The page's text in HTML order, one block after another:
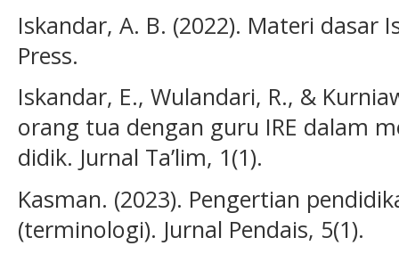
Iskandar, A. B. (2022). Materi dasar
Press.
Iskandar, E., Wulandari, R., &
orang tua dengan guru IRE dalam
didik. Jurnal Ta’lim, 1(1).
Kasman. (2023). Pengertian
(terminologi). Jurnal Pendais, 5(1).